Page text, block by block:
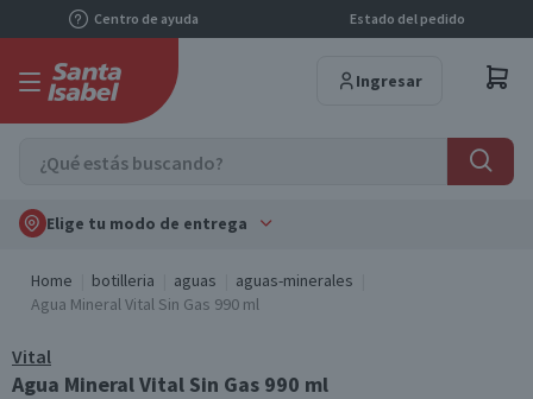
Centro de ayuda Estado del pedido
Ingresar
Elige tu modo de entrega
Home botilleria aguas
aguas-minerales
Agua Mineral Vital Sin Gas 990 ml
Vital
Agua Mineral Vital Sin Gas 990 ml